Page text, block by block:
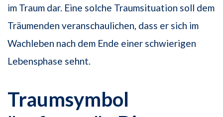
im Traum dar. Eine solche Traumsituation soll dem
Träumenden veranschaulichen, dass er sich im
Wachleben nach dem Ende einer schwierigen
Lebensphase sehnt.
Traumsymbol